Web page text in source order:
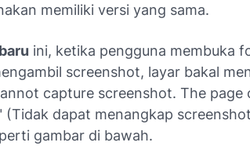
memiliki versi yang sama.
ini, ketika pengguna membuka
screenshot, layar bakal
capture screenshot. The page
dapat menangkap
gambar di bawah.